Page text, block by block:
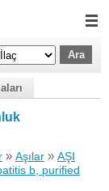
» Aşılar » AŞI
b, purified